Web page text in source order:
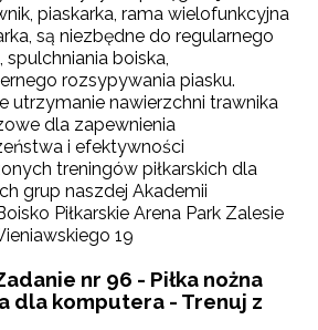
piaskarka, rama wielofunkcyjna
są niezbędne do regularnego
spulchniania boiska,
rozsypywania piasku.
utrzymanie nawierzchni trawnika
dla zapewnienia
i efektywności
treningów piłkarskich dla
grup naszdej Akademii
Piłkarskie Arena Park Zalesie
19
nr 96 - Piłka nożna
dla komputera - Trenuj z